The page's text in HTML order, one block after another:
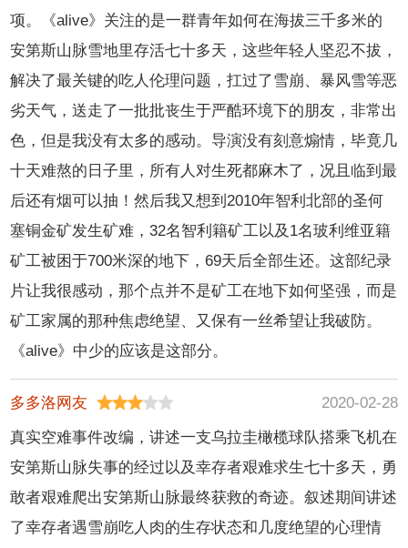
项。《alive》关注的是一群青年如何在海拔三千多米的
安第斯山脉雪地里存活七十多天，这些年轻人坚忍不拔，
解决了最关键的吃人伦理问题，扛过了雪崩、暴风雪等恶
劣天气，送走了一批批丧生于严酷环境下的朋友，非常出
色，但是我没有太多的感动。导演没有刻意煽情，毕竟几
十天难熬的日子里，所有人对生死都麻木了，况且临到最
后还有烟可以抽！然后我又想到2010年智利北部的圣何
塞铜金矿发生矿难，32名智利籍矿工以及1名玻利维亚籍
矿工被困于700米深的地下，69天后全部生还。这部纪录
片让我很感动，那个点并不是矿工在地下如何坚强，而是
矿工家属的那种焦虑绝望、又保有一丝希望让我破防。
《alive》中少的应该是这部分。
多多洛网友
2020-02-28
真实空难事件改编，讲述一支乌拉圭橄榄球队搭乘飞机在
安第斯山脉失事的经过以及幸存者艰难求生七十多天，勇
敢者艰难爬出安第斯山脉最终获救的奇迹。叙述期间讲述
了幸存者遇雪崩吃人肉的生存状态和几度绝望的心理情